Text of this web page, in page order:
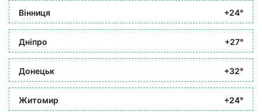
Вінниця +24°
Дніпро +27°
Донецьк +32°
Житомир +24°